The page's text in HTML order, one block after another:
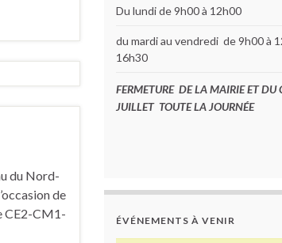
du Nord-
de
CE2-CM1-
Du lundi de 9h00 à 12h00
du mardi au vendredi de 9h00 à
16h30
FERMETURE DE LA MAIRIE ET
JUILLET TOUTE LA JOURNÉE
ÉVÉNEMENTS À VENIR